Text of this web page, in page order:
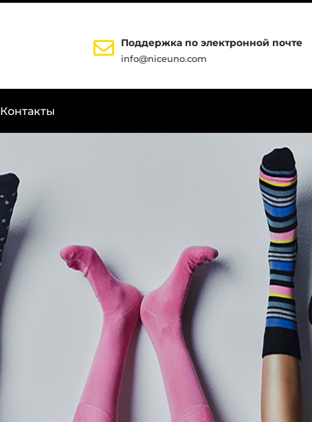
Поддержка по электронной почте
info@niceuno.com
Контакты